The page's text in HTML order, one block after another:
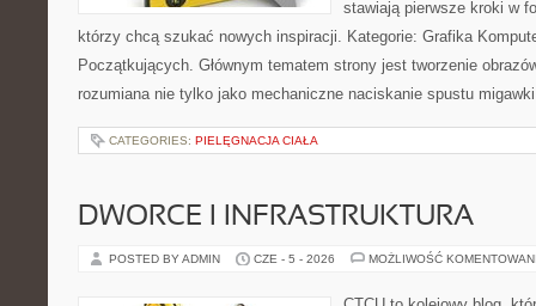
stawiają pierwsze kroki w
którzy chcą szukać nowych inspiracji. Kategorie: Grafika
Początkujących. Głównym tematem strony jest tworzenie
rozumiana nie tylko jako mechaniczne naciskanie spustu
CATEGORIES: PIELĘGNACJA CIAŁA
DWORCE I INFRASTRUKTURA
POSTED BY ADMIN CZE - 5 - 2026 MOŻLIWOŚĆ